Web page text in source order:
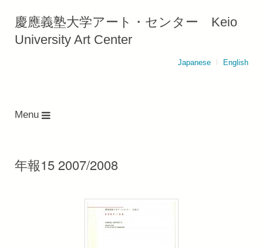
慶應義塾大学アート・センター Keio
University Art Center
Japanese English
Menu
年報15 2007/2008